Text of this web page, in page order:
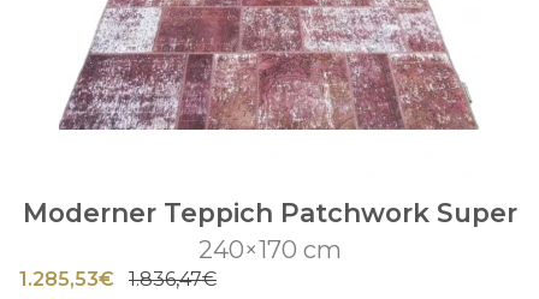
Moderner Teppich Patchwork Super
240×170 cm
1.285,53€ 1.836,47€